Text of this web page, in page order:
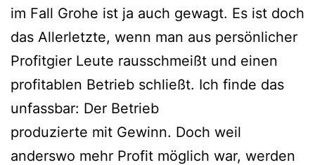
im Fall Grohe ist ja auch gewagt. Es ist doch
das Allerletzte, wenn man aus persönlicher
Profitgier Leute rausschmeißt und einen
profitablen Betrieb schließt. Ich finde das
unfassbar: Der Betrieb
produzierte mit Gewinn. Doch weil
anderswo mehr Profit möglich war, werden